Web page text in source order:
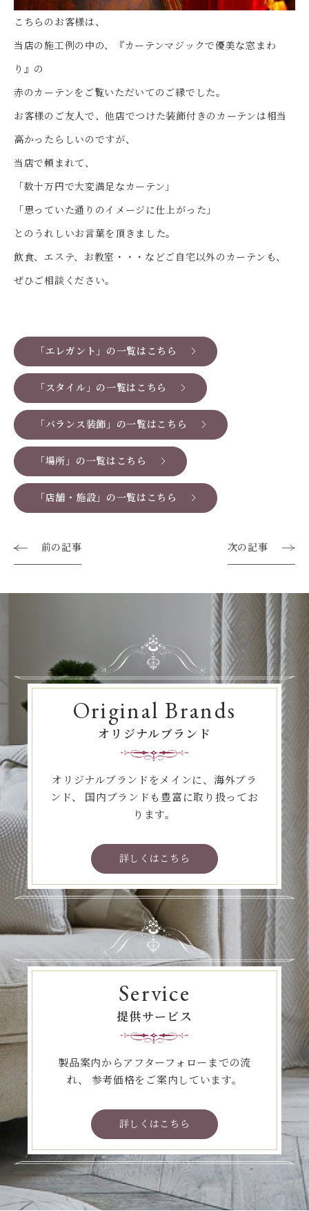
こちらのお客様は、
当店の施工例の中の、『カーテンマジックで優美な窓まわ
り』の
赤のカーテンをご覧いただいてのご縁でした。
お客様のご友人で、他店でつけた装飾付きのカーテンは相当
高かったらしいのですが、
当店で頼まれて、
「数十万円で大変満足なカーテン」
「思っていた通りのイメージに仕上がった」
とのうれしいお言葉を頂きました。
飲食、エステ、お教室・・・などご自宅以外のカーテンも、
ぜひご相談ください。
「エレガント」の一覧はこちら
「スタイル」の一覧はこちら
「バランス装飾」の一覧はこちら
「場所」の一覧はこちら
「店舗・施設」の一覧はこちら
前の記事 次の記事
Original Brands
オリジナルブランド
オリジナルブランドをメインに、海外ブラ
ンド、
国内ブランドも豊富に取り扱ってお
ります。
詳しくはこちら
Service
提供サービス
製品案内からアフターフォローまでの流
れ、
参考価格をご案内しています。
詳しくはこちら